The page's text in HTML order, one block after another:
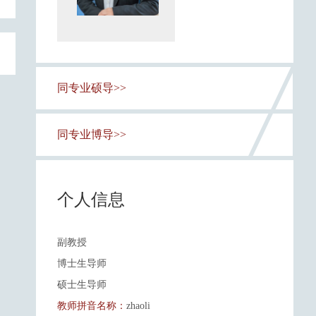
同专业硕导>>
同专业博导>>
个人信息
副教授
博士生导师
硕士生导师
教师拼音名称： zhaoli